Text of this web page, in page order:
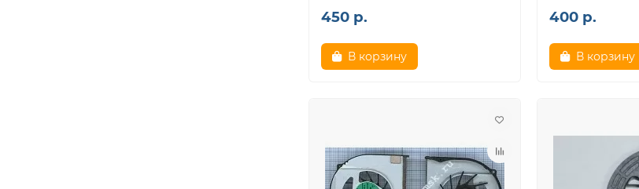
450 р.
В корзину
400 р.
В корзину